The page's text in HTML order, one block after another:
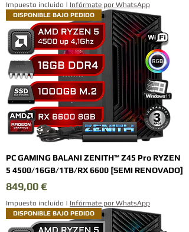
Impuesto incluido | Infórmate por WhatsApp
DISPONIBLE BAJO PEDIDO
PC GAMING BALANI ZENITH™ Z45 Pro RYZEN
5 4500/16GB/1TB/RX 6600 [SEMI RENOVADO]
Precio
849,00 €
Impuesto incluido | Infórmate por WhatsApp
DISPONIBLE BAJO PEDIDO